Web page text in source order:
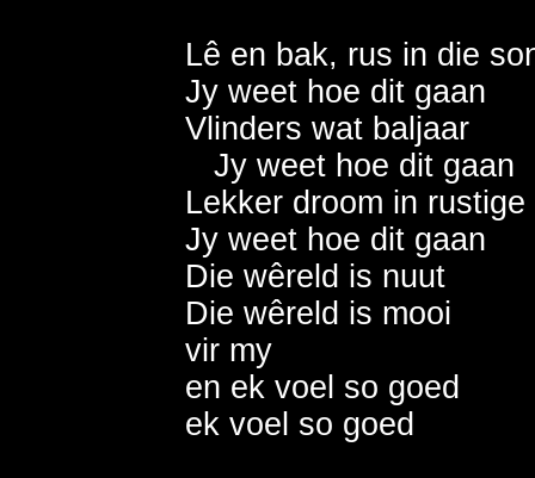
Lê en bak, rus
Jy weet hoe dit
Vlinders wat
Jy weet hoe
Lekker droom in
Jy weet hoe dit
Die wêreld
Die wêreld
vir
en ek voel so
ek voel so